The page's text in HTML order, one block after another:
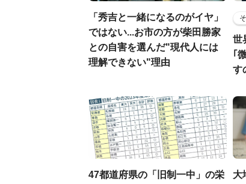
「秀吉と一緒になるのがイヤ」
ではない...お市の方が柴田勝家
との自害を選んだ"現代人には
理解できない"理由
世
｢
す
47都道府県の「旧制一中」の栄
大